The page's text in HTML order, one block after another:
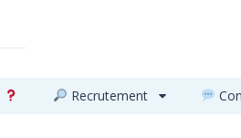
Recrutement